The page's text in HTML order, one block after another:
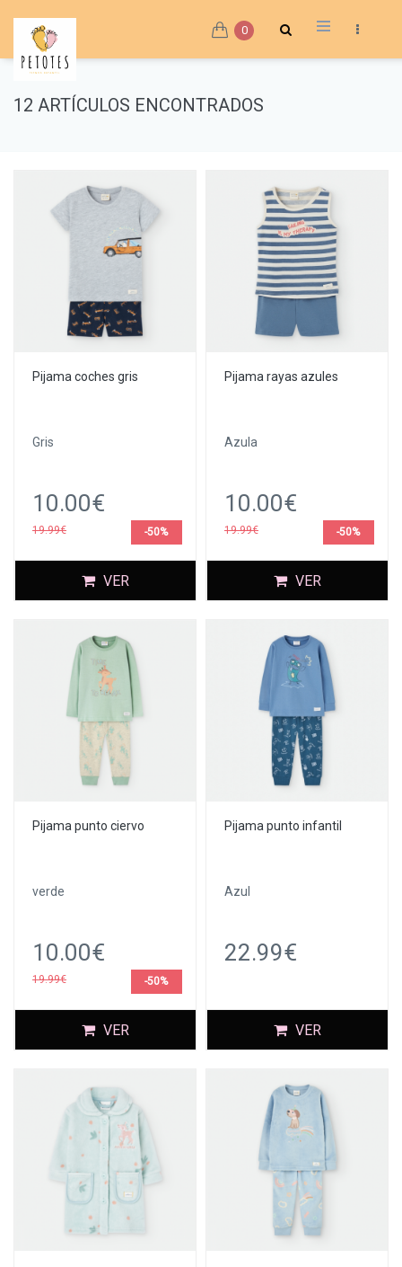
0
12 ARTÍCULOS ENCONTRADOS
Pijama coches gris
Gris
10.00€
19.99€ -50%
VER
Pijama rayas azules
Azula
10.00€
19.99€ -50%
VER
Pijama punto ciervo
verde
10.00€
19.99€ -50%
VER
Pijama punto infantil
Azul
22.99€
VER